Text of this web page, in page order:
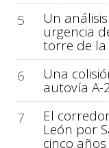
5
Un
urgencia
torre de la
6
Una
autovía A-
7
El
León por
cinco